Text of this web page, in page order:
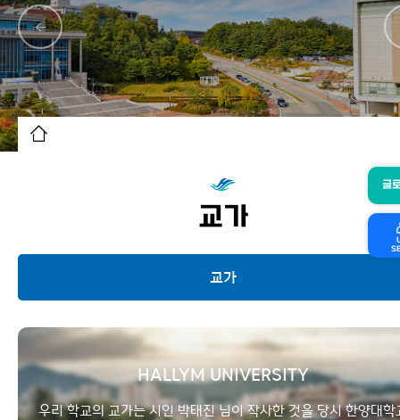
글
교가
교가
교수
HALLYM UNIVERSITY
우리 학교의 교가는 시인 박태진 님이 작사한 것을 당시 한양대학